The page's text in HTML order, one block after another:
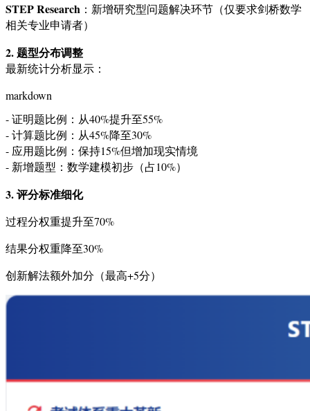
STEP Research ：新增研究型问题解决环节（仅要求剑桥数学
相关专业申请者）
2. 题型分布调整
最新统计分析显示：
markdown
-
-
-
- 新增题型：数学建模初步（占10%）
3. 评分标准细化
过程分权重提升至70%
结果分权重降至30%
创新解法额外加分（最高+5分）